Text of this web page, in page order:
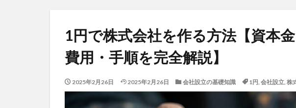
1円で株式会社を作る方法【資本
費用・手順を完全解説】
2025年2月26日 2025年2月26日 会社設立の基礎知識 1円, 会社設立, 株